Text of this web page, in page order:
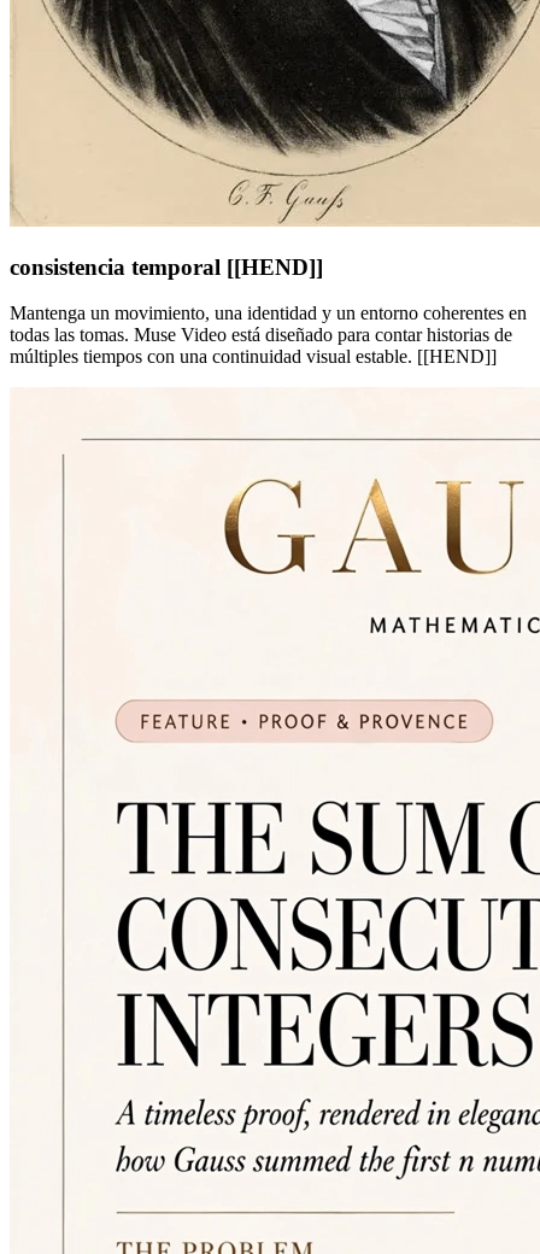
consistencia temporal [[HEND]]
Mantenga un movimiento, una identidad y un entorno coherentes en
todas las tomas. Muse Video está diseñado para contar historias de
múltiples tiempos con una continuidad visual estable. [[HEND]]